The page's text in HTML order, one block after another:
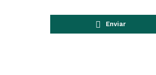
Enviar